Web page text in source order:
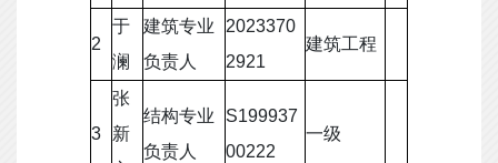
2
于
澜
建筑专业
负责人
2023370
2921
建筑工程
3
张
新
结构专业
负责人
S199937
00222
一级